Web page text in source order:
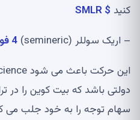
کنید $ SMLR
– اریک سوللر (semineric)
4 فوریه 2025
دولتی باشد که بیت کوین را در
سهام توجه را به خود جلب می